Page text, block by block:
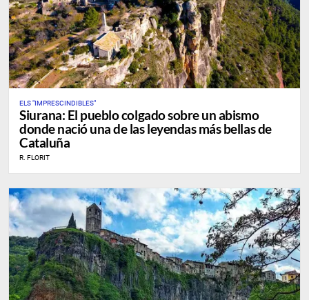
ELS "IMPRESCINDIBLES"
Siurana: El pueblo colgado sobre un abismo
donde nació una de las leyendas más bellas de
Cataluña
R. FLORIT